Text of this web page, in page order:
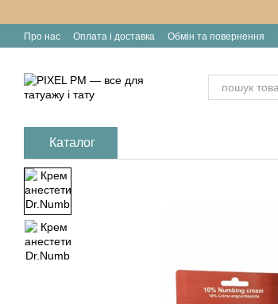
Про нас Оплата і доставка Обмін та повернення
Каталог